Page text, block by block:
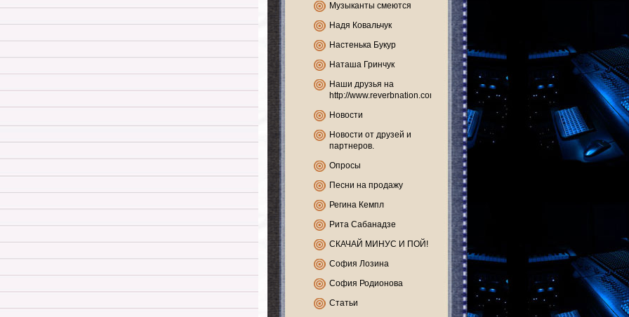
Музыканты смеются
Надя Ковальчук
Настенька Букур
Наташа Гринчук
Наши друзья на
http://www.reverbnation.com
Новости
Новости от друзей и
партнеров.
Опросы
Песни на продажу
Регина Кемпл
Рита Сабанадзе
СКАЧАЙ МИНУС И ПОЙ!
София Лозина
София Родионова
Статьи